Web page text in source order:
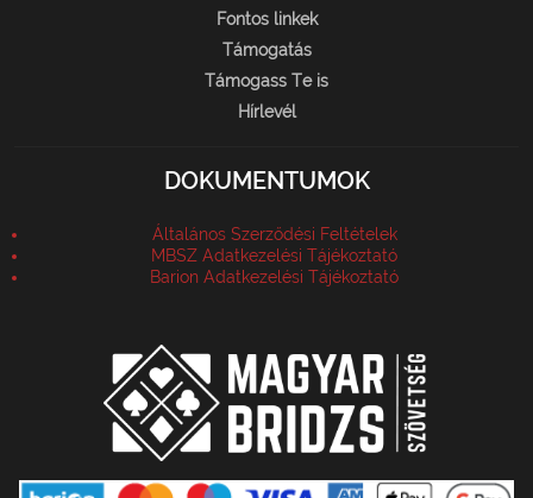
Fontos linkek
Támogatás
Támogass Te is
Hírlevél
DOKUMENTUMOK
Általános Szerződési Feltételek
MBSZ Adatkezelési Tájékoztató
Barion Adatkezelési Tájékoztató